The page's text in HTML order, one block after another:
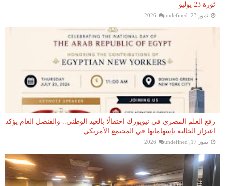
ثورة 23 يوليو
تموز 23, 2026 undefined
رفع العلم المصري في نيويورك احتفالًا بالعيد الوطني.. والقنصل العام يؤكد
اعتزاز الجالية بإسهاماتها في المجتمع الأمريكي
تموز 17, 2026 undefined